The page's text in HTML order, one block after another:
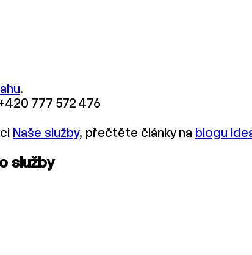
.
777 572 476
Naše služby, přečtěte články na blogu
služby